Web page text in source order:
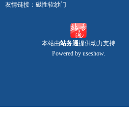
友情链接： 磁性软纱门
本站由站务通提供动力支持
Powered by useshow.